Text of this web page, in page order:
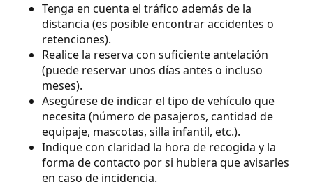
Tenga en cuenta el tráfico además de la
distancia (es posible encontrar accidentes o
retenciones).
Realice la reserva con suficiente antelación
(puede reservar unos días antes o incluso
meses).
Asegúrese de indicar el tipo de vehículo que
necesita (número de pasajeros, cantidad de
equipaje, mascotas, silla infantil, etc.).
Indique con claridad la hora de recogida y la
forma de contacto por si hubiera que avisarles
en caso de incidencia.